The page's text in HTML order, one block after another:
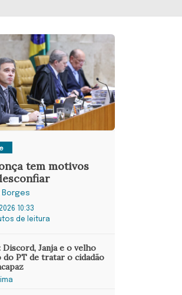
tem motivos
Borges
10:33
de leitura
Discord, Janja e o velho
do PT de tratar o cidadão